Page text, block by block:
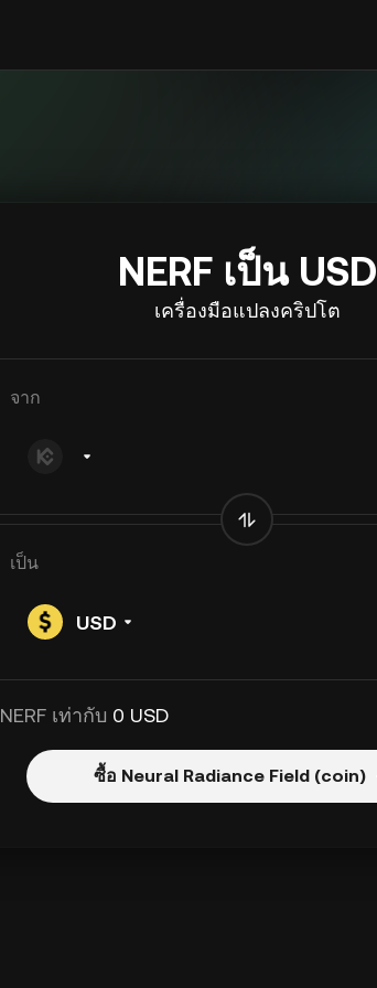
NERF เป็น USD
เครื่องมือแปลงคริปโต
จาก
เป็น
USD
เท่ากับ 0 USD
ซื้อ Neural Radiance Field (coin)